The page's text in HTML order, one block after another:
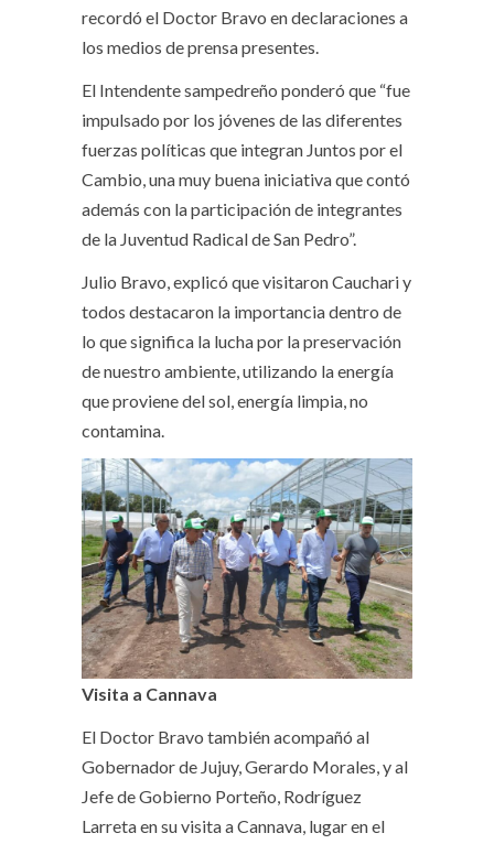
recordó el Doctor Bravo en declaraciones a
los medios de prensa presentes.
El Intendente sampedreño ponderó que “fue
impulsado por los jóvenes de las diferentes
fuerzas políticas que integran Juntos por el
Cambio, una muy buena iniciativa que contó
además con la participación de integrantes
de la Juventud Radical de San Pedro”.
Julio Bravo, explicó que visitaron Cauchari y
todos destacaron la importancia dentro de
lo que significa la lucha por la preservación
de nuestro ambiente, utilizando la energía
que proviene del sol, energía limpia, no
contamina.
Visita a Cannava
El Doctor Bravo también acompañó al
Gobernador de Jujuy, Gerardo Morales, y al
Jefe de Gobierno Porteño, Rodríguez
Larreta en su visita a Cannava, lugar en el